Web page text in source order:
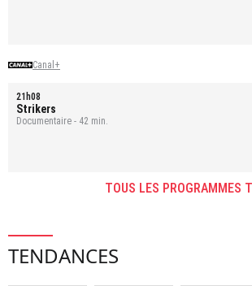
Canal+
21h08
Strikers
Documentaire - 42 min.
TOUS LES PROGRAMMES
TENDANCES